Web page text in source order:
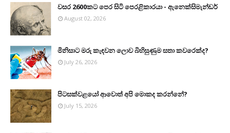
වසර 2600කට පෙර සිටි පෙරළිකාරයා - ඇනෙක්සිමැන්ඩර්
August 02, 2026
මිනිසාට මරු කැඳවන ලොව බිහිසුණුම සතා කවරෙක්ද?
July 26, 2026
පිටසක්වළයෝ ආවොත් අපි මොකද කරන්නේ?
July 15, 2026